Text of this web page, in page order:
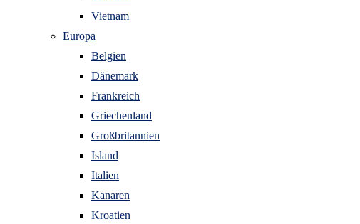
Vietnam
Europa
Belgien
Dänemark
Frankreich
Griechenland
Großbritannien
Island
Italien
Kanaren
Kroatien